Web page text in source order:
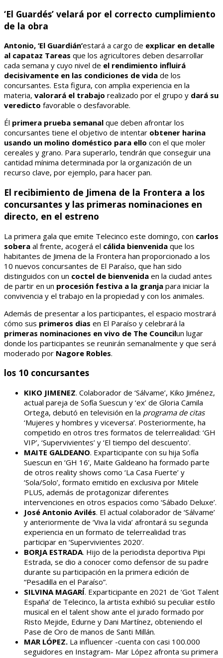
‘El Guardés’ velará por el correcto cumplimiento
de la obra
Antonio, ‘El Guardián’estará a cargo de explicar en detalle
al capataz Tareas que los agricultores deben desarrollar
cada semana y cuyo nivel de el rendimiento influirá
decisivamente en las condiciones de vida de los
concursantes. Esta figura, con amplia experiencia en la
materia, valorará el trabajo realizado por el grupo y dará su
veredicto favorable o desfavorable.
Él primera prueba semanal que deben afrontar los
concursantes tiene el objetivo de intentar obtener harina
usando un molino doméstico para ello con el que moler
cereales y grano. Para superarlo, tendrán que conseguir una
cantidad mínima determinada por la organización de un
recurso clave, por ejemplo, para hacer pan.
El recibimiento de Jimena de la Frontera a los
concursantes y las primeras nominaciones en
directo, en el estreno
La primera gala que emite Telecinco este domingo, con carlos
sobera al frente, acogerá el cálida bienvenida que los
habitantes de Jimena de la Frontera han proporcionado a los
10 nuevos concursantes de El Paraíso, que han sido
distinguidos con un coctel de bienvenida en la ciudad antes
de partir en un procesión festiva a la granja para iniciar la
convivencia y el trabajo en la propiedad y con los animales.
Además de presentar a los participantes, el espacio mostrará
cómo sus primeros dias en El Paraíso y celebrará la
primeras nominaciones en vivo de The Councilun lugar
donde los participantes se reunirán semanalmente y que será
moderado por Nagore Robles.
los 10 concursantes
KIKO JIMENEZ. Colaborador de ‘Sálvame’, Kiko Jiménez,
actual pareja de Sofía Suescun y ‘ex’ de Gloria Camila
Ortega, debutó en televisión en la programa de citas
‘Mujeres y hombres y viceversa’. Posteriormente, ha
competido en otros tres formatos de telerrealidad: ‘GH
VIP’, ‘Supervivientes’ y ‘El tiempo del descuento’.
MAITE GALDEANO. Exparticipante con su hija Sofía
Suescun en ‘GH 16’, Maite Galdeano ha formado parte
de otros reality shows como ‘La Casa Fuerte’ y
‘Sola/Solo’, formato emitido en exclusiva por Mitele
PLUS, además de protagonizar diferentes
intervenciones en otros espacios como ‘Sábado Deluxe’.
José Antonio Avilés. El actual colaborador de ‘Sálvame’
y anteriormente de ‘Viva la vida’ afrontará su segunda
experiencia en un formato de telerrealidad tras
participar en ‘Supervivientes 2020’.
BORJA ESTRADA. Hijo de la periodista deportiva Pipi
Estrada, se dio a conocer como defensor de su padre
durante su participación en la primera edición de
“Pesadilla en el Paraíso”.
SILVINA MAGARÍ. Exparticipante en 2021 de ‘Got Talent
España’ de Telecinco, la artista exhibió su peculiar estilo
musical en el talent show ante el jurado formado por
Risto Mejide, Edurne y Dani Martínez, obteniendo el
Pase de Oro de manos de Santi Millán.
MAR LÓPEZ. La influencer -cuenta con casi 100.000
seguidores en Instagram- Mar López afronta su primera